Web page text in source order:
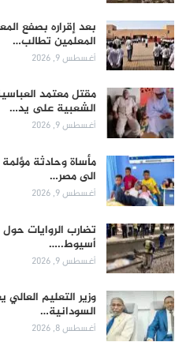
بعد إقراره بصفع
المعلمين تطالب…
أغسطس 9, 2026
مقتل معتمد
الشعبية على يد…
أغسطس 9, 2026
مأساة وحادثة
الى مصر…
أغسطس 9, 2026
تضارب الروايات
أسيوط..…
أغسطس 9, 2026
وزير التعليم
السودانية…
أغسطس 8, 2026